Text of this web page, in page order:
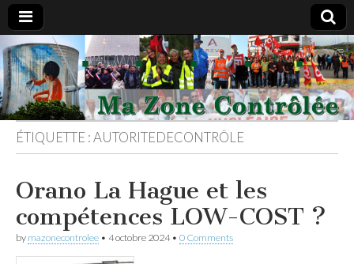
#Nucleaire
les sous-
traitants
vous
informent
ÉTIQUETTE :AUTORITEDECONTRÔLE
Orano La Hague et les
compétences LOW-COST ?
by mazonecontrolee • 4 octobre 2024• 0 Comments